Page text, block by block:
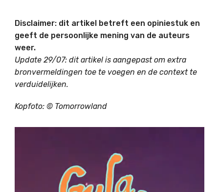
Disclaimer: dit artikel betreft een opiniestuk en
geeft de persoonlijke mening van de auteurs
weer.
Update 29/07: dit artikel is aangepast om extra
bronvermeldingen toe te voegen en de context te
verduidelijken.
Kopfoto: © Tomorrowland